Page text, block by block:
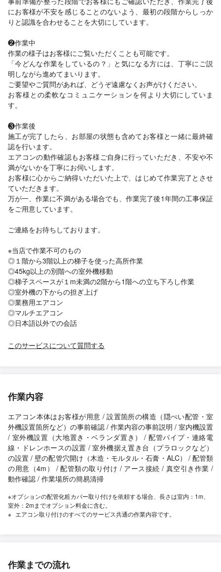
にお客様が不安を感じることのないよう、最初の段階からしっか
りと認識を合わせることを大切にしています。
❷作業中
作業の様子はお客様にご覧いただくことも可能です。
「今どんな作業をしているの？」と気になる方には、丁寧にご説
明しながら進めてまいります。
ご要望やご質問があれば、どうぞ遠慮なくお声がけください。
お客様との柔軟なコミュニケーションを何より大切にしていま
す。
❸作業後
施工が完了したら、お部屋の状態も含めてお客様と一緒に最終確
認を行います。
エアコンの動作確認もお客様ご自身に行っていただき、不安や不
満がないかを丁寧にお伺いします。
お客様に心からご納得いただいた上で、はじめて作業完了とさせ
ていただきます。
万が一、作業に不満がある場合でも、作業完了後1年間の工事保証
をご用意しています。
ご連絡をお待ちしております。
※当店で作業不可のもの
◎１階から3階以上の梯子を使った高所作業
◎45kg以上の別階への室外機移動
◎梯子スペースが１m未満の2階から1階への立ち下ろし作業
◎室外機の下からの担ぎ上げ
◎業務用エアコン
◎マルチエアコン
◎日本語以外での会話
このサービスについて質問する
作業内容
エアコン本体はお客様が用意 / 設置箇所の構造（隠ぺい配管・室
外機設置箇所など）の事前確認 / 作業内容の事前説明 / 室内機設置
/ 室外機設置（大地置き・ベランダ置き） / 配管パイプ・連絡電
線・ドレンホースの設置 / 室外機据え置き台（プラロックなど）
の設置 / 壁の配管穴開け（木造・モルタル・石膏・ALC） / 配管類
の用意（4m） / 配管類の取り付け / アース接続 / 真空引き作業 /
動作確認 / 作業場所の簡易清掃
※オプションの配管化粧カバー取り付けを依頼する場合、長さは室内：1m、
室外：2mまでオプション料金に含む。
エアコン取り付けのすべてのサービス共通の作業内容です。
作業までの流れ